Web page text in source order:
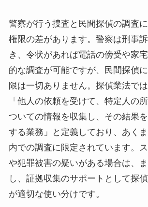
警察が行う捜査と民間探偵の調査
権限の差があります。警察は刑事
き、令状があれば電話の傍受や家
的な調査が可能ですが、民間探偵
限は一切ありません。探偵業法で
「他人の依頼を受けて、特定人の
ついての情報を収集し、その結果
する業務」と定義しており、あく
内での調査に限定されています。
や犯罪被害の疑いがある場合は、
し、証拠収集のサポートとして探
が適切な使い分けです。